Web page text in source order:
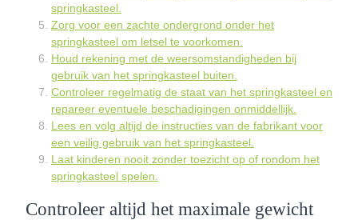
springkasteel.
Zorg voor een zachte ondergrond onder het
springkasteel om letsel te voorkomen.
Houd rekening met de weersomstandigheden bij
gebruik van het springkasteel buiten.
Controleer regelmatig de staat van het springkasteel en
repareer eventuele beschadigingen onmiddellijk.
Lees en volg altijd de instructies van de fabrikant voor
een veilig gebruik van het springkasteel.
Laat kinderen nooit zonder toezicht op of rondom het
springkasteel spelen.
Controleer altijd het maximale gewicht